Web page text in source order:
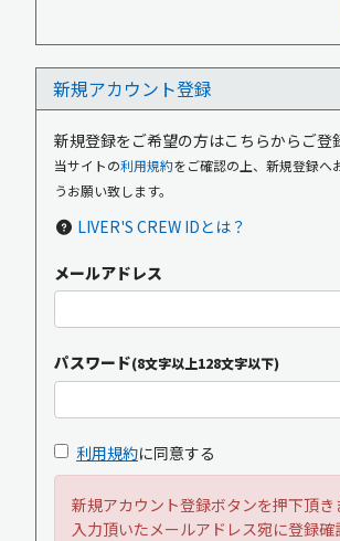
新規アカウント登録
新規登録をご希望の方はこちらからご登
当サイトの利用規約をご確認の上、新規登録へ
うお願い致します。
LIVER'S CREW IDとは？
メールアドレス
パスワード(8文字以上128文字以下)
利用規約に同意する
新規アカウント登録ボタンを押下頂き
入力頂いたメールアドレス宛に登録確